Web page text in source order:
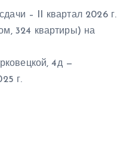
– II квартал 2026 г.
324 квартиры) на
4д —
г.